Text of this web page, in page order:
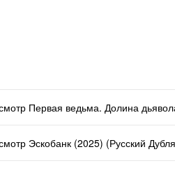
Первая ведьма. Долина
Эскобанк (2025) (Русский